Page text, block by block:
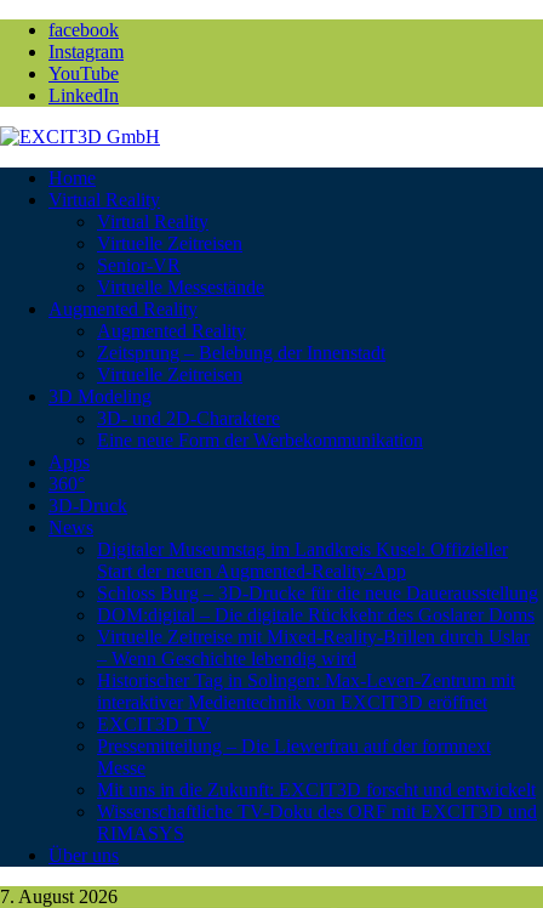
facebook
Instagram
YouTube
LinkedIn
Home
Virtual Reality
Virtual Reality
Virtuelle Zeitreisen
Senior-VR
Virtuelle Messestände
Augmented Reality
Augmented Reality
Zeitsprung – Belebung der Innenstadt
Virtuelle Zeitreisen
3D Modeling
3D- und 2D-Charaktere
Eine neue Form der Werbekommunikation
Apps
360°
3D-Druck
News
Digitaler Museumstag im Landkreis Kusel: Offizieller
Start der neuen Augmented-Reality-App
Schloss Burg – 3D-Drucke für die neue Dauerausstellung
DOM:digital – Die digitale Rückkehr des Goslarer Doms
Virtuelle Zeitreise mit Mixed-Reality-Brillen durch Uslar
– Wenn Geschichte lebendig wird
Historischer Tag in Solingen: Max-Leven-Zentrum mit
interaktiver Medientechnik von EXCIT3D eröffnet
EXCIT3D TV
Pressemitteilung – Die Liewerfrau auf der formnext
Messe
Mit uns in die Zukunft: EXCIT3D forscht und entwickelt
Wissenschaftliche TV-Doku des ORF mit EXCIT3D und
RIMASYS
Über uns
7. August 2026